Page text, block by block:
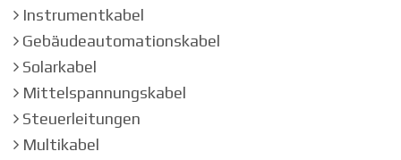
Instrumentkabel
Gebäudeautomationskabel
Solarkabel
Mittelspannungskabel
Steuerleitungen
Multikabel